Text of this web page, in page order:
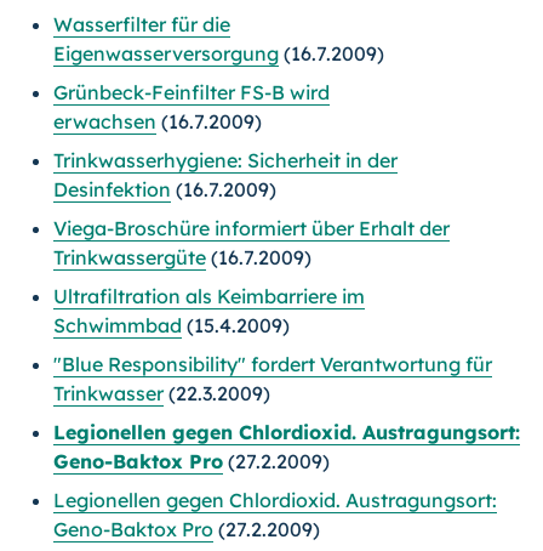
Wasserfilter für die
Eigenwasserversorgung (16.7.2009)
Grünbeck-Feinfilter FS-B wird
erwachsen (16.7.2009)
Trinkwasserhygiene: Sicherheit in der
Desinfektion (16.7.2009)
Viega-Broschüre informiert über Erhalt der
Trinkwassergüte (16.7.2009)
Ultrafiltration als Keimbarriere im
Schwimmbad (15.4.2009)
"Blue Responsibility" fordert Verantwortung für
Trinkwasser(22.3.2009)
Legionellen gegen Chlordioxid. Austragungsort:
Geno-Baktox Pro (27.2.2009)
Legionellen gegen Chlordioxid. Austragungsort:
Geno-Baktox Pro (27.2.2009)